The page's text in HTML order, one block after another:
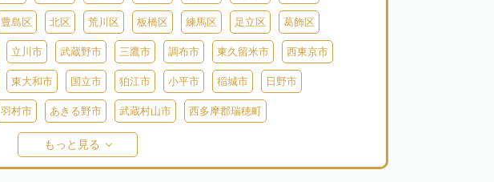
豊島区 北区 荒川区 板橋区 練馬区 足立区 葛飾区
立川市 武蔵野市 三鷹市 調布市 東久留米市 西東京市
東大和市 国立市 狛江市 小平市 稲城市 日野市
羽村市 あきる野市 武蔵村山市 西多摩郡瑞穂町
西多摩郡檜原村 伊豆大島
もっと見る